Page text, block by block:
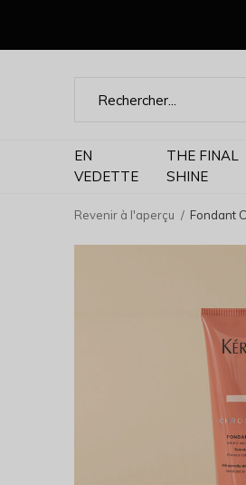
EN
VEDETTE
THE FINAL
SHINE
Revenir à l'aperçu Fondant